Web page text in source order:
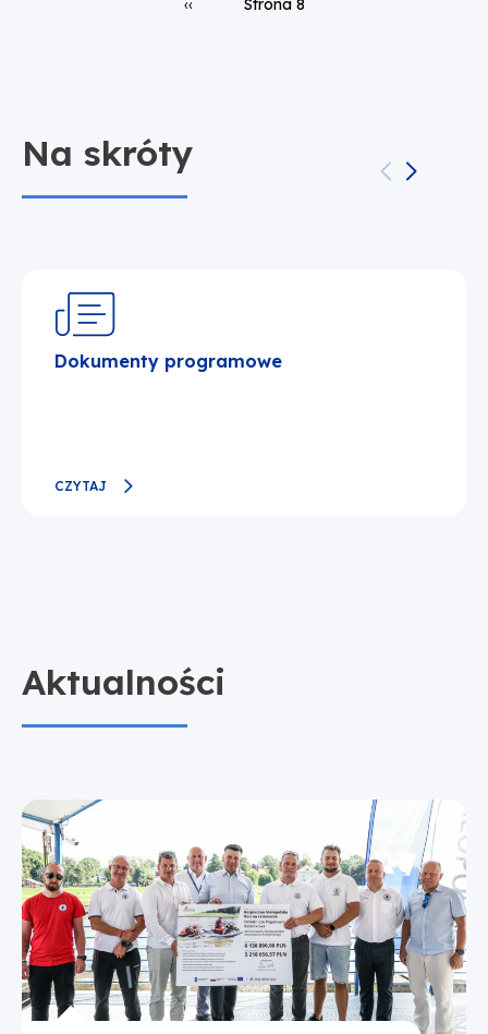
‹‹ Strona 8
Na skróty
Dokumenty programowe
CZYTAJ
Aktualności